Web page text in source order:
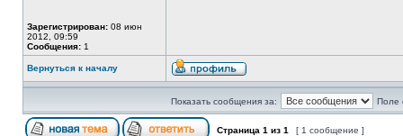
Зарегистрирован: 08 июн
2012, 09:59
Сообщения: 1
Вернуться к началу
Показать сообщения за: Поле
Страница 1 из 1 [ 1 сообщение ]